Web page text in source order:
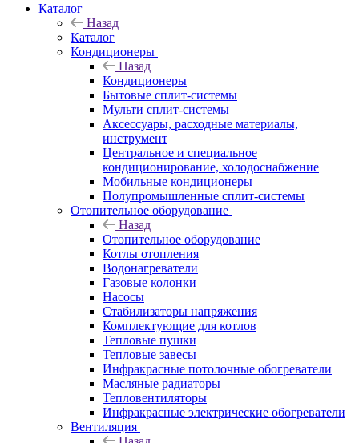
Каталог
Назад
Каталог
Кондиционеры
Назад
Кондиционеры
Бытовые сплит-системы
Мульти сплит-системы
Аксессуары, расходные материалы,
инструмент
Центральное и специальное
кондиционирование, холодоснабжение
Мобильные кондиционеры
Полупромышленные сплит-системы
Отопительное оборудование
Назад
Отопительное оборудование
Котлы отопления
Водонагреватели
Газовые колонки
Насосы
Стабилизаторы напряжения
Комплектующие для котлов
Тепловые пушки
Тепловые завесы
Инфракрасные потолочные обогреватели
Масляные радиаторы
Тепловентиляторы
Инфракрасные электрические обогреватели
Вентиляция